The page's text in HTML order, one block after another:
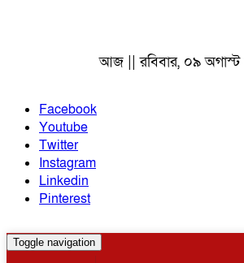
আজ || রবিবার, ০৯
Facebook
Youtube
Twitter
Instagram
Linkedin
Pinterest
Toggle navigation